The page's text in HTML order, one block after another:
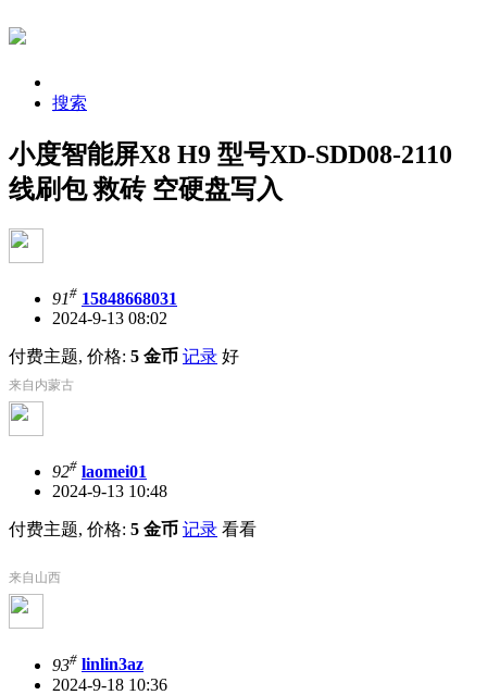
搜索
小度智能屏X8 H9 型号XD-SDD08-2110
线刷包 救砖 空硬盘写入
91# 15848668031
2024-9-13 08:02
付费主题, 价格: 5 金币 记录 好
来自内蒙古
92# laomei01
2024-9-13 10:48
付费主题, 价格: 5 金币 记录 看看
来自山西
93# linlin3az
2024-9-18 10:36